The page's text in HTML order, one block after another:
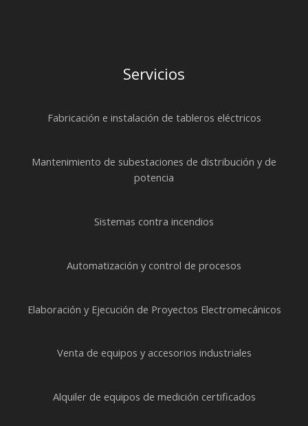
Servicios
Fabricación e instalación de tableros eléctricos
Mantenimiento de subestaciones de distribución y de
potencia
Sistemas contra incendios
Automatización y control de procesos
Elaboración y Ejecución de Proyectos Electromecánicos
Venta de equipos y accesorios industriales
Alquiler de equipos de medición certificados